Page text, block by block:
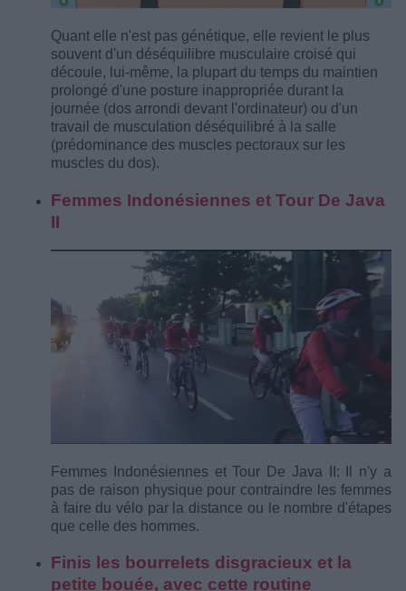
Quant elle n'est pas génétique, elle revient le plus
souvent d'un déséquilibre musculaire croisé qui
découle, lui-même, la plupart du temps du maintien
prolongé d'une posture inappropriée durant la
journée (dos arrondi devant l'ordinateur) ou d'un
travail de musculation déséquilibré à la salle
(prédominance des muscles pectoraux sur les
muscles du dos).
Femmes Indonésiennes et Tour De Java
II
Femmes Indonésiennes et Tour De Java II: Il n'y a
pas de raison physique pour contraindre les femmes
à faire du vélo par la distance ou le nombre d'étapes
que celle des hommes.
Finis les bourrelets disgracieux et la
petite bouée, avec cette routine